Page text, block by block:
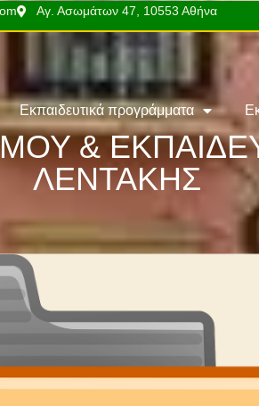
Αγ. Ασωμάτων 47, 10553 Αθήνα
Εκπαιδευτικά προγράμματα
&
ΛΕΝΤΑΚΗΣ